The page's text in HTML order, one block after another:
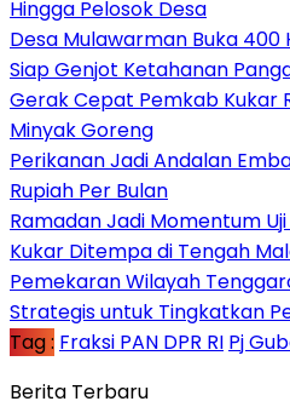
Hingga Pelosok Desa
Desa Mulawarman Buka 400
Siap Genjot Ketahanan
Gerak Cepat Pemkab Kukar
Minyak Goreng
Perikanan Jadi Andalan
Rupiah Per Bulan
Ramadan Jadi Momentum
Kukar Ditempa di Tengah
Pemekaran Wilayah
Strategis untuk Tingkatkan
Tag : Fraksi PAN DPR RI Pj
Berita Terbaru